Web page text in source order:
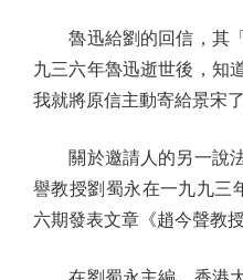
魯迅給劉的回信，其「
九三六年魯迅逝世後，知
我就將原信主動寄給景宋了
關於邀請人的另一說法
譽教授劉蜀永在一九九三
六期發表文章《趙今聲教